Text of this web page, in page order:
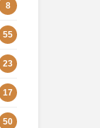
8
55
23
17
50